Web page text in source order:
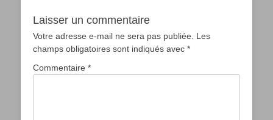
Laisser un commentaire
Votre adresse e-mail ne sera pas publiée.
Les
champs obligatoires sont indiqués avec *
Commentaire *